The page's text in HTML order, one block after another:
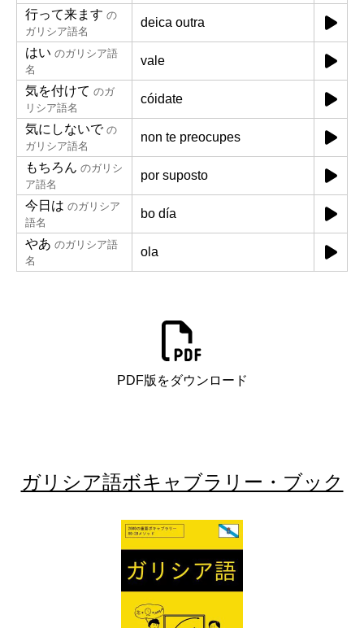
行って来ます の
ガリシア語名
deica outra
はい のガリシア語
名
vale
気を付けて のガ
リシア語名
cóidate
気にしないで の
ガリシア語名
non te preocupes
もちろん のガリシ
ア語名
por suposto
今日は のガリシア
語名
bo día
やあ のガリシア語
名
ola
PDF版をダウンロード
ガリシア語ボキャブラリー・ブック